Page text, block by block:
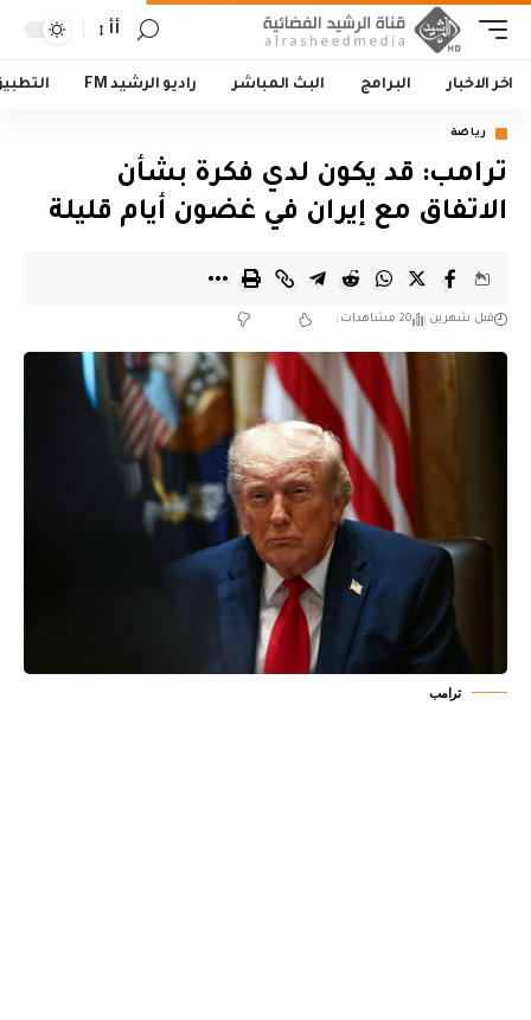
أأ
اخر الاخبار البرامج البث المباشر راديو الرشيد FM
رياضة
ترامب: قد يكون لدي فكرة بشأن
الاتفاق مع إيران في غضون أيام قليلة
قبل شهرين 20 مشاهدات
ترامب